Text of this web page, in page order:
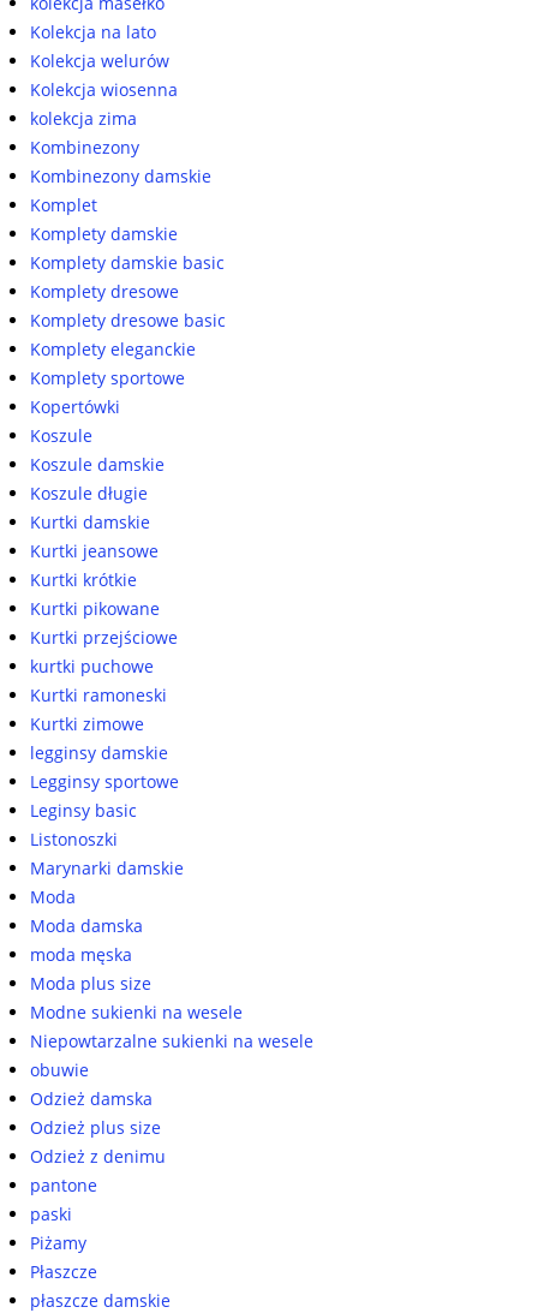
Kolekcja na lato
Kolekcja welurów
Kolekcja wiosenna
kolekcja zima
Kombinezony
Kombinezony damskie
Komplet
Komplety damskie
Komplety damskie basic
Komplety dresowe
Komplety dresowe basic
Komplety eleganckie
Komplety sportowe
Kopertówki
Koszule
Koszule damskie
Koszule długie
Kurtki damskie
Kurtki jeansowe
Kurtki krótkie
Kurtki pikowane
Kurtki przejściowe
kurtki puchowe
Kurtki ramoneski
Kurtki zimowe
legginsy damskie
Legginsy sportowe
Leginsy basic
Listonoszki
Marynarki damskie
Moda
Moda damska
moda męska
Moda plus size
Modne sukienki na wesele
Niepowtarzalne sukienki na wesele
obuwie
Odzież damska
Odzież plus size
Odzież z denimu
pantone
paski
Piżamy
Płaszcze
płaszcze damskie